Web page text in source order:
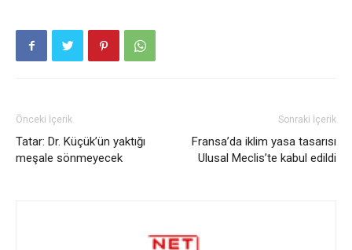
Önceki İçerik
Tatar: Dr. Küçük’ün yaktığı
meşale sönmeyecek
Sonraki İçerik
Fransa’da iklim yasa tasarısı
Ulusal Meclis’te kabul edildi